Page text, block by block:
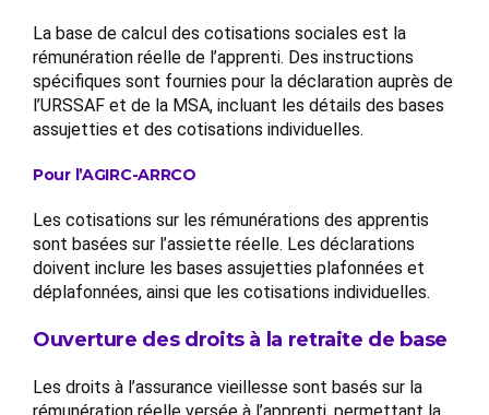
La base de calcul des cotisations sociales est la
rémunération réelle de l’apprenti. Des instructions
spécifiques sont fournies pour la déclaration auprès de
l’URSSAF et de la MSA, incluant les détails des bases
assujetties et des cotisations individuelles.
Pour l’AGIRC-ARRCO
Les cotisations sur les rémunérations des apprentis
sont basées sur l’assiette réelle. Les déclarations
doivent inclure les bases assujetties plafonnées et
déplafonnées, ainsi que les cotisations individuelles.
Ouverture des droits à la retraite de base
Les droits à l’assurance vieillesse sont basés sur la